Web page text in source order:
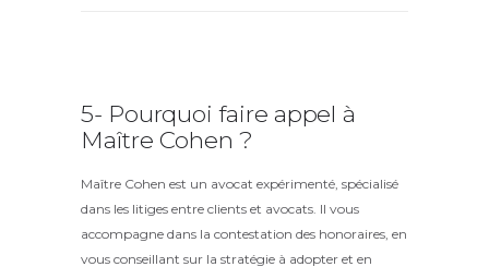
5- Pourquoi faire appel à
Maître Cohen ?
Maître Cohen est un avocat expérimenté, spécialisé
dans les litiges entre clients et avocats. Il vous
accompagne dans la contestation des honoraires, en
vous conseillant sur la stratégie à adopter et en